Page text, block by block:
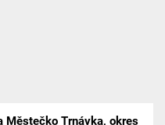
Městečko Trnávka, okres